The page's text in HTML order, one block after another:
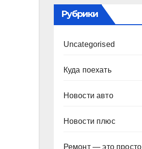
Рубрики
Uncategorised
Куда поехать
Новости авто
Новости плюс
Ремонт — это просто